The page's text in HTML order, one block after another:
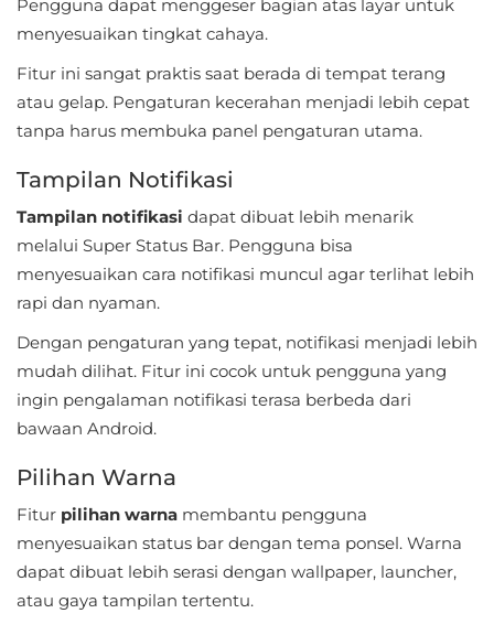
Finance
&
Drink
Health
&
Fitness
House
Home
Libraries
Demo
LifeStyle
Maps
&
Pengguna dapat menggeser bagian atas layar untuk
menyesuaikan tingkat cahaya.
Fitur ini sangat praktis saat berada di tempat terang
atau gelap. Pengaturan kecerahan menjadi lebih cepat
tanpa harus membuka panel pengaturan utama.
Tampilan Notifikasi
Tampilan notifikasi dapat dibuat lebih menarik
melalui Super Status Bar. Pengguna bisa
menyesuaikan cara notifikasi muncul agar terlihat lebih
rapi dan nyaman.
Dengan pengaturan yang tepat, notifikasi menjadi lebih
mudah dilihat. Fitur ini cocok untuk pengguna yang
ingin pengalaman notifikasi terasa berbeda dari
bawaan Android.
Pilihan Warna
Fitur pilihan warna membantu pengguna
menyesuaikan status bar dengan tema ponsel. Warna
dapat dibuat lebih serasi dengan wallpaper, launcher,
atau gaya tampilan tertentu.